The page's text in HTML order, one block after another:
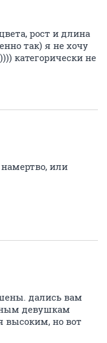
рост и длина
так) я не хочу
категорически не
или
дались вам
девушкам
высоким, но вот